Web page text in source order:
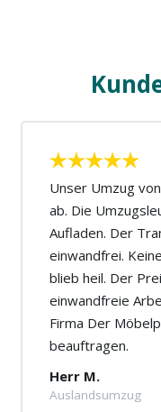
Unser Umzug
ab. Die
Aufladen. Der
einwandfrei.
blieb heil. Der
einwandfreie
Firma Der
beauftragen.
Herr M.
Auslandsumzug